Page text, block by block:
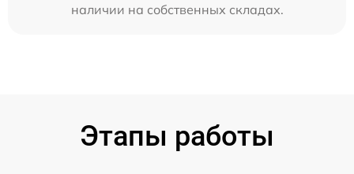
наличии на собственных складах.
Этапы работы